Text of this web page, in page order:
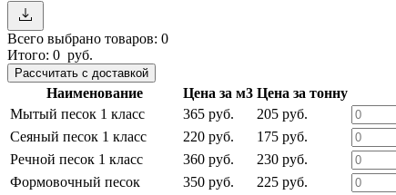
Всего выбрано товаров: 0
Итого: 0 руб.
Наименование Цена за м3 Цена за тонну
Мытый песок 1 класс
365 руб.
205 руб.
Сеяный песок 1 класс
220 руб.
175 руб.
Речной песок 1 класс
360 руб.
230 руб.
Формовочный песок
350 руб.
225 руб.